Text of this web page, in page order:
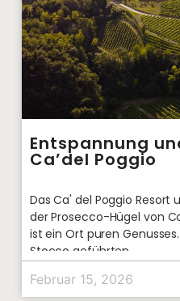
Entspannung
Ca’del Poggio
Das Ca' del Poggio Resort
der Prosecco-Hügel von
ist ein Ort puren
Stocco geführten
Februar 15, 2026